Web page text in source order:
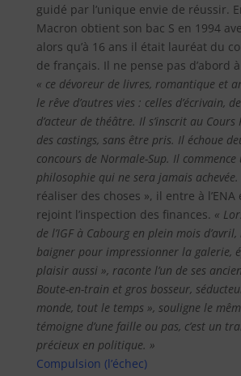
guidé par l’unique envie de réussir.
Macron obtient son bac S en 1994
alors qu’à 16 ans il était lauréat du
de français. Il ne pense pas d’abord
« ce dévoreur de livres, romantique et
le rêve d’autres vies : celles d’écrivain,
d’acteur de théâtre. Il s’inscrit au Cours
des castings, sans être pris. Il échoue
concours de Normale-Sup. Il commence
philosophie qui ne sera jamais achevée.
réaliser des choses », il entre à
rejoint l’inspection des finances. «
de l’IGF à Cabourg en plein mois
baigner pour impressionner la galerie,
plaisir aussi », raconte l’un de ses
Boute-en-train et gros bosseur,
monde, tout le temps », souligne le
témoigne d’une faille ou pas, c’est un
précieux en politique. »
Compulsion (l’échec)